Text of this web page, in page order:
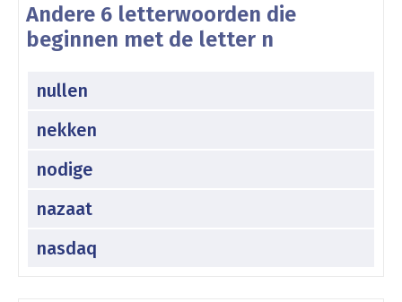
Andere 6 letterwoorden die
beginnen met de letter n
nullen
nekken
nodige
nazaat
nasdaq